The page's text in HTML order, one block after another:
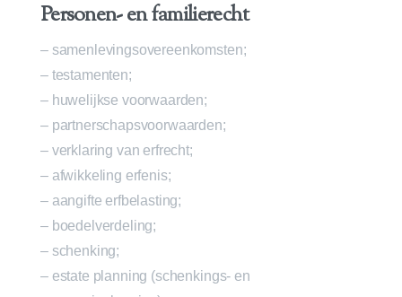
Personen- en familierecht
– samenlevingsovereenkomsten;
– testamenten;
– huwelijkse voorwaarden;
– partnerschapsvoorwaarden;
– verklaring van erfrecht;
– afwikkeling erfenis;
– aangifte erfbelasting;
– boedelverdeling;
– schenking;
– estate planning (schenkings- en